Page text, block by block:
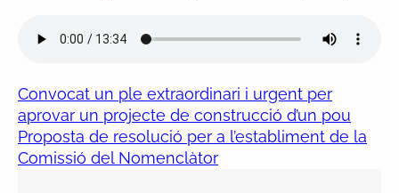
Convocat un ple extraordinari i urgent per
aprovar un projecte de construcció d’un pou
Proposta de resolució per a l’establiment de la
Comissió del Nomenclàtor